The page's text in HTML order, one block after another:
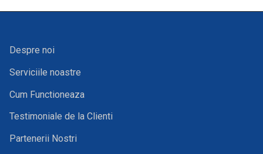
Despre noi
Serviciile noastre
Cum Functioneaza
Testimoniale de la Clienti
Partenerii Nostri